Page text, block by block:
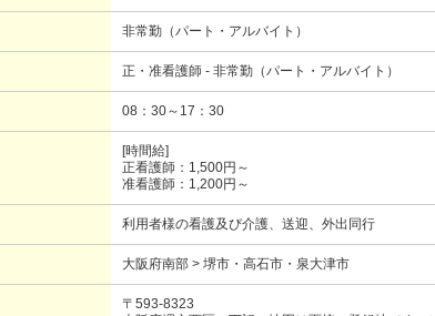
非常勤（パート・アルバイト）
正・准看護師 - 非常勤（パート・アルバイト）
08：30～17：30
[時間給]
正看護師：1,500円～
准看護師：1,200円～
利用者様の看護及び介護、送迎、外出同行
大阪府南部 > 堺市・高石市・泉大津市
〒593-8323